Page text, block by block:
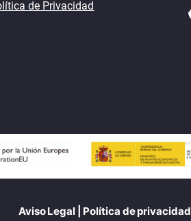
de Privacidad
Aviso Legal Política de privacidad